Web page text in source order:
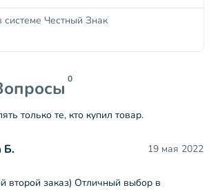
системе Честный Знак
0
только те, кто купил товар.
Б. 19 мая 2022
второй заказ) Отличный выбор в